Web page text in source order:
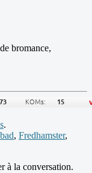
bromance,
.
, Fredhamster,
à la conversation.